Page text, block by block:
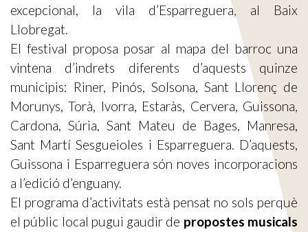
excepcional, la vila d’Esparreguera, al Baix
Llobregat.
El festival proposa posar al mapa del barroc una
vintena d’indrets diferents d’aquests quinze
municipis: Riner, Pinós, Solsona, Sant Llorenç de
Morunys, Torà, Ivorra, Estaràs, Cervera, Guissona,
Cardona, Súria, Sant Mateu de Bages, Manresa,
Sant Martí Sesgueioles i Esparreguera. D’aquests,
Guissona i Esparreguera són noves incorporacions
a l’edició d’enguany.
El programa d’activitats està pensat no sols perquè
el públic local pugui gaudir de propostes musicals